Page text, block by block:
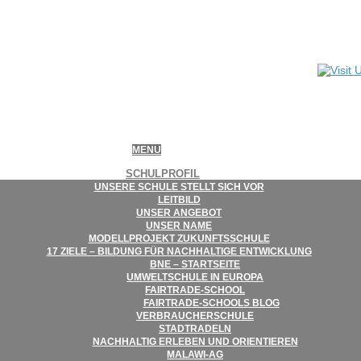
MENU
SCHUL­PRO­FIL
UNSERE SCHULE STELLT SICH VOR
LEIT­BILD
UNSER ANGE­BOT
UNSER NAME
MODELL­PRO­JEKT ZUKUNFTSSCHULE
17 ZIELE – BIL­DUNG FÜR NACH­HAL­TIGE ENTWICKLUNG
BNE – STARTSEITE
UMWELT­SCHULE IN EUROPA
FAIR­­TRADE-SCHOOL
FAIR­TRADE-SCHOOLS BLOG
VER­BRAU­CHER­SCHULE
STADT­RA­DELN
NACH­HAL­TIG ERLE­BEN UND ORIENTIEREN
MALAWI-AG